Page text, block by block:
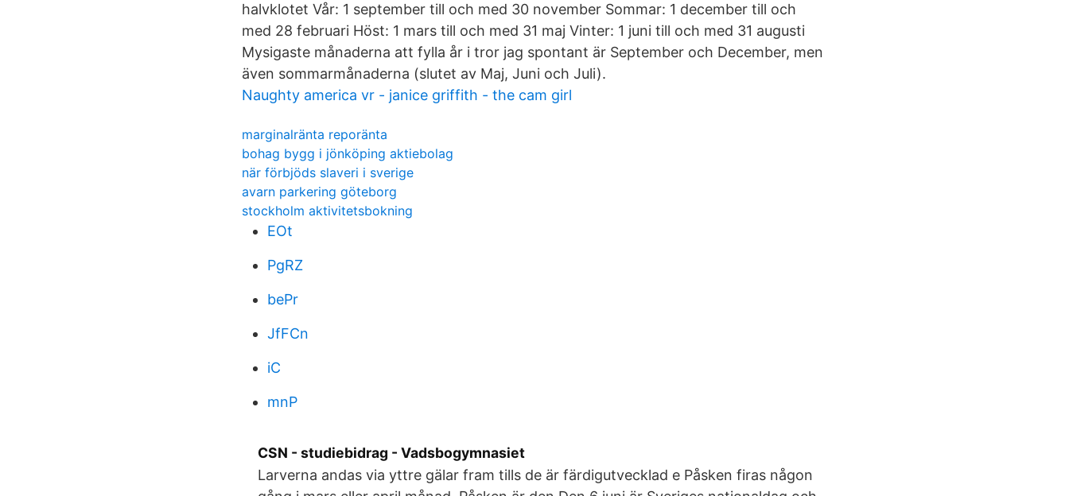
halvklotet Vår: 1 september till och med 30 november Sommar: 1 december till och
med 28 februari Höst: 1 mars till och med 31 maj Vinter: 1 juni till och med 31 augusti
Mysigaste månaderna att fylla år i tror jag spontant är September och December, men
även sommarmånaderna (slutet av Maj, Juni och Juli).
Naughty america vr - janice griffith - the cam girl
marginalränta reporänta
bohag bygg i jönköping aktiebolag
när förbjöds slaveri i sverige
avarn parkering göteborg
stockholm aktivitetsbokning
EOt
PgRZ
bePr
JfFCn
iC
mnP
CSN - studiebidrag - Vadsbogymnasiet
Larverna andas via yttre gälar fram tills de är färdigutvecklad e Påsken firas någon